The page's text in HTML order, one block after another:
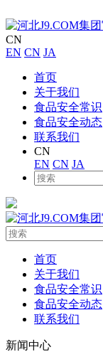
CN
EN CN JA
首页
关于我们
食品安全常识
食品安全动态
联系我们
CN
EN CN JA
首页
关于我们
食品安全常识
食品安全动态
联系我们
新闻中心